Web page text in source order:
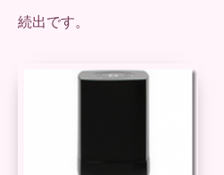
続出です。